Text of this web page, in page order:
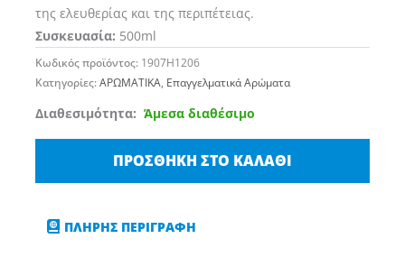
της ελευθερίας και της περιπέτειας.
Συσκευασία: 500ml
Κωδικός προϊόντος: 1907H1206
Κατηγορίες:ΑΡΩΜΑΤΙΚΑ, Επαγγελματικά Αρώματα
Διαθεσιμότητα: Άμεσα διαθέσιμο
FANTASIE
OCEAN
Αρωματικό
ΠΡΟΣΘΉΚΗ ΣΤΟ ΚΑΛΆΘΙ
ΠΛΗΡΗΣ ΠΕΡΙΓΡΑΦΗ